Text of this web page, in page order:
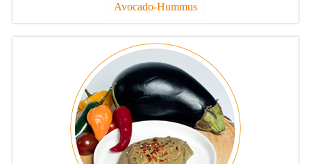
Avocado-Hummus